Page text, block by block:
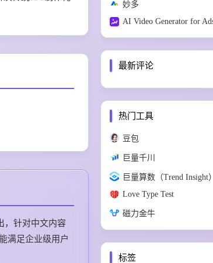
，针对中文内容
满足企业级用户
妙多
最新评论
热门工具
豆包
巨量千川
巨量算数（Trend Insight）
Love Type Test
磁力金牛
标签